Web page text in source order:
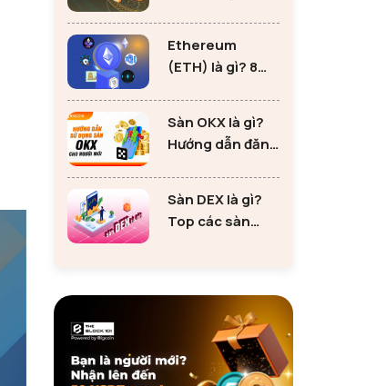
Bitcoin
Ethereum
(ETH) là gì? 8
tư Ethereum
Sàn OKX là gì?
Hướng dẫn đăng
mới
Sàn DEX là gì?
Top các sàn